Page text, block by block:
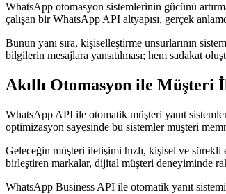
WhatsApp otomasyon sistemlerinin gücünü
çalışan bir WhatsApp API altyapısı, gerçek
Bunun yanı sıra, kişiselleştirme unsurlarının
bilgilerin mesajlara yansıtılması; hem sadakat
Akıllı Otomasyon ile Müşteri
WhatsApp API ile otomatik müşteri yanıt
optimizasyon sayesinde bu sistemler müşteri
Geleceğin müşteri iletişimi hızlı, kişisel ve
birleştiren markalar, dijital müşteri deneyiminde
WhatsApp Business API ile otomatik yanıt